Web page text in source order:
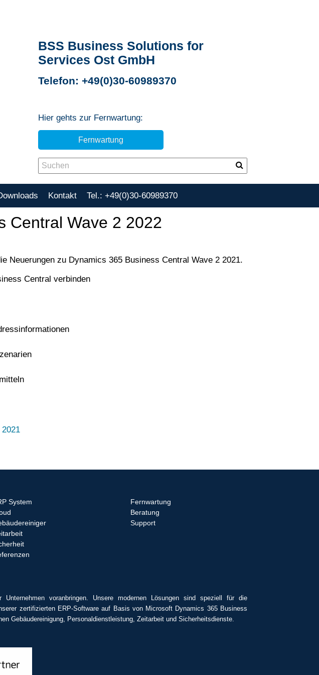
BSS Business Solutions for
Services Ost GmbH
Telefon: +49(0)30-60989370
Hier gehts zur Fernwartung:
Fernwartung
Kontakt Tel.: +49(0)30-60989370
Central Wave 2 2022
Neuerungen zu Dynamics 365 Business Central Wave 2 2021.
Central verbinden
System
Fernwartung
Beratung
Support
voranbringen. Unsere modernen Lösungen sind speziell für die
zertifizierten ERP-Software auf Basis von Microsoft Dynamics 365 Business
Gebäudereinigung, Personaldienstleistung, Zeitarbeit und Sicherheitsdienste.